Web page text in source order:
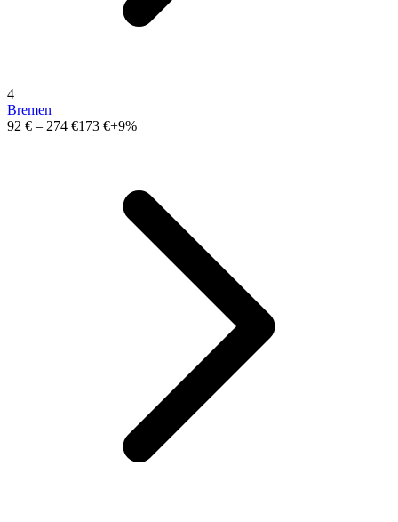
4
Bremen
92 € – 274 €173 €+9%